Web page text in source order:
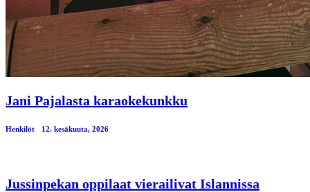
Jani Pajalasta karaokekunkku
Henkilöt 12. kesäkuuta, 2026
Jussinpekan oppilaat vierailivat Islannissa